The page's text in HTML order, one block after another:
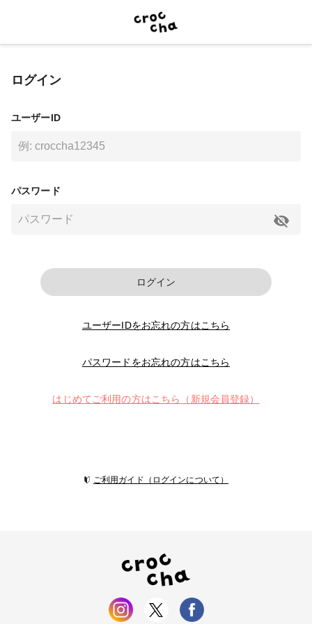
ログイン
ユーザーID
パスワード
ログイン
ユーザーIDをお忘れの方はこちら
パスワードをお忘れの方はこちら
はじめてご利用の方はこちら（新規会員登録）
ご利用ガイド（ログインについて）